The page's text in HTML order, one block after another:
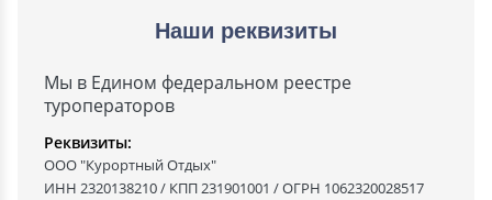
Наши реквизиты
Мы в Едином федеральном реестре
туроператоров
Реквизиты:
ООО "Курортный Отдых"
ИНН 2320138210 / КПП 231901001 / ОГРН 1062320028517